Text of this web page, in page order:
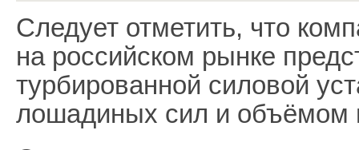
Следует отметить, что
на российском рынке
турбированной силовой
лошадиных сил и объёмом